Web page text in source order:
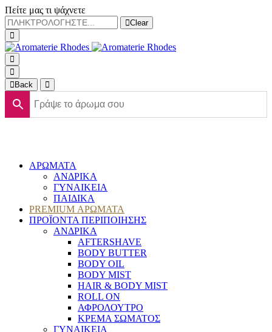
Πείτε μας τι ψάχνετε
Clear
Back
ΑΡΩΜΑΤΑ
ΑΝΔΡΙΚΑ
ΓΥΝΑΙΚΕΙΑ
ΠΑΙΔΙΚΑ
PREMIUM ΑΡΩΜΑΤΑ
ΠΡΟΪΟΝΤΑ ΠΕΡΙΠΟΙΗΣΗΣ
ΑΝΔΡΙΚΑ
AFTERSHAVE
BODY BUTTER
BODY OIL
BODY MIST
HAIR & BODY MIST
ROLL ON
ΑΦΡΟΛΟΥΤΡΟ
ΚΡΕΜΑ ΣΩΜΑΤΟΣ
ΓΥΝΑΙΚΕΙΑ